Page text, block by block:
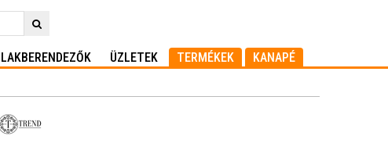
LAKBERENDEZŐK ÜZLETEK TERMÉKEK KANAPÉ